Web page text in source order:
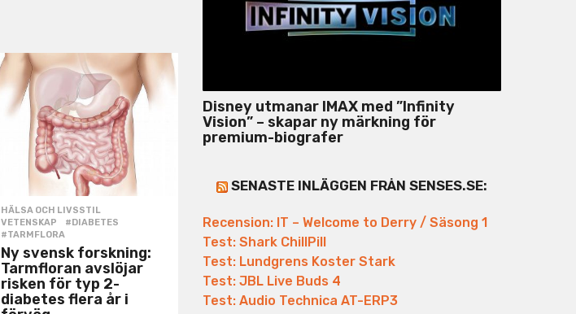
HÄLSA OCH LIVSSTIL
VETENSKAP
#DIABETES
#TARMFLORA
Ny svensk forskning:
Tarmfloran avslöjar
risken för typ 2-
diabetes flera år i
Disney utmanar IMAX med ”Infinity
Vision” – skapar ny märkning för
premium-biografer
SENASTE INLÄGGEN FRÅN SENSES.SE:
Recension: IT – Welcome to Derry / Säsong 1
Test: Shark ChillPill
Test: Lundgrens Koster Stark
Test: JBL Live Buds 4
Test: Audio Technica AT-ERP3